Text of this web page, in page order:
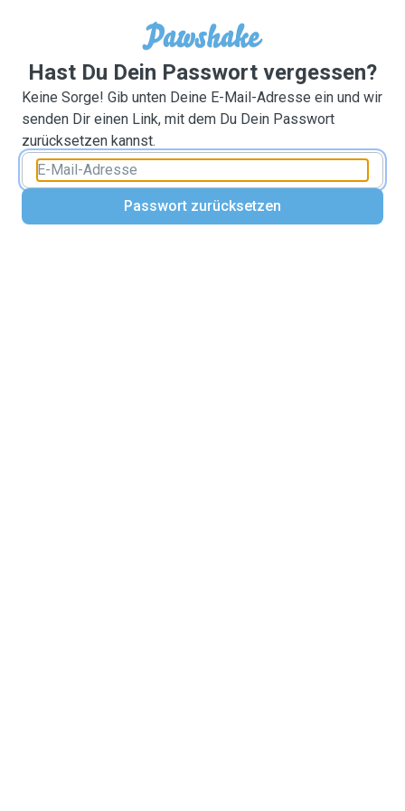
Hast Du Dein Passwort vergessen?
Keine Sorge! Gib unten Deine E-Mail-Adresse ein und wir
senden Dir einen Link, mit dem Du Dein Passwort
zurücksetzen kannst.
Passwort zurücksetzen